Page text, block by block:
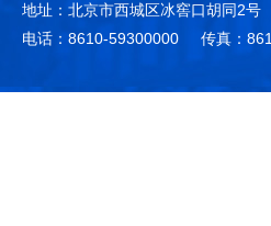
地址：北京市西城区冰窖口胡同2号
电话：8610-59300000
传真：